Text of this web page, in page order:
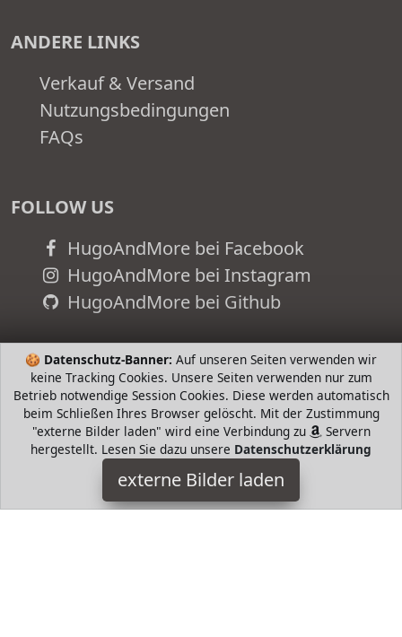
🍪 Datenschutz-Banner: Auf unseren Seiten verwenden wir
keine Tracking Cookies. Unsere Seiten verwenden nur zum
Betrieb notwendige Session Cookies. Diese werden automatisch
beim Schließen Ihres Browser gelöscht. Mit der Zustimmung
"externe Bilder laden" wird eine Verbindung zu
Servern
hergestellt. Lesen Sie dazu unsere Datenschutzerklärung
externe Bilder laden
ANDERE LINKS
Verkauf & Versand
Nutzungsbedingungen
FAQs
FOLLOW US
HugoAndMore bei Facebook
HugoAndMore bei Instagram
HugoAndMore bei Github
adidas